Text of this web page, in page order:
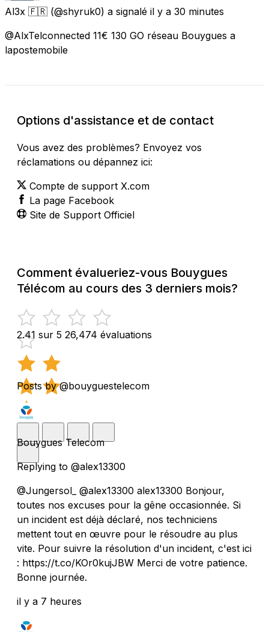
Al3x 🇫🇷 (@shyruk0) a signalé il y a 30 minutes
@AlxTelconnected 11€ 130 GO réseau Bouygues a
lapostemobile
Options d'assistance et de contact
Vous avez des problèmes? Envoyez vos
réclamations ou dépannez ici:
Compte de support X.com
La page Facebook
Site de Support Officiel
Comment évalueriez-vous Bouygues
Télécom au cours des 3 derniers mois?
2.41 sur 5 26,474 évaluations
Posts by @bouyguestelecom
Bouygues Telecom
Replying to @alex13300
@Jungersol_ @alex13300 alex13300 Bonjour,
toutes nos excuses pour la gêne occasionnée. Si
un incident est déjà déclaré, nos techniciens
mettent tout en œuvre pour le résoudre au plus
vite. Pour suivre la résolution d'un incident, c'est ici
: https://t.co/KOr0kujJBW Merci de votre patience.
Bonne journée.
il y a 7 heures